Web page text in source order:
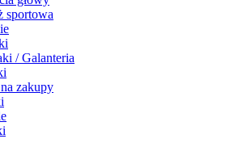
sportowa
/ Galanteria
zakupy